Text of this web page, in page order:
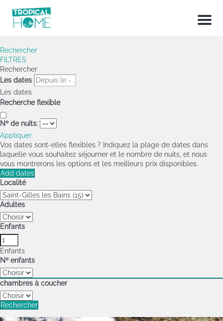
Menu
Rechercher
FILTRES
Rechercher
Les dates
Les dates
Recherche flexible
Nº de nuits:
Appliquer
Vos dates sont-elles flexibles ? Indiquez la plage de dates dans
laquelle vous souhaitez séjourner et le nombre de nuits, et nous
vous montrerons les options et les meilleurs prix disponibles.
Add dates
Localité
Adultes
Enfants
Enfants
Nº enfants
chambres à coucher
Rechercher